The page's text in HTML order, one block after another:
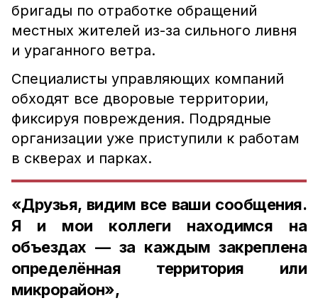
бригады по отработке обращений
местных жителей из-за сильного ливня
и ураганного ветра.
Специалисты управляющих компаний
обходят все дворовые территории,
фиксируя повреждения. Подрядные
организации уже приступили к работам
в скверах и парках.
«Друзья, видим все ваши сообщения.
Я и мои коллеги находимся на
объездах — за каждым закреплена
определённая территория или
микрорайон»,